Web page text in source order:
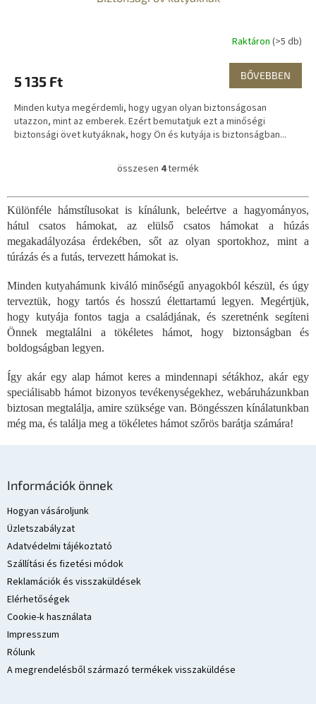
Raktáron (>5 db)
5 135 Ft BŐVEBBEN
Minden kutya megérdemli, hogy ugyan olyan biztonságosan
utazzon, mint az emberek. Ezért bemutatjuk ezt a minőségi
biztonsági övet kutyáknak, hogy Ön és kutyája is biztonságban...
L
s
t
a
i
r
n
y
í
t
á
l
e
m
e
i
összesen 4termék
Különféle hámstílusokat is kínálunk, beleértve a hagyományos,
hátul csatos hámokat, az elülső csatos hámokat a húzás
megakadályozása érdekében, sőt az olyan sportokhoz, mint a
túrázás és a futás, tervezett hámokat is.
Minden kutyahámunk kiváló minőségű anyagokból készül, és úgy
terveztük, hogy tartós és hosszú élettartamú legyen. Megértjük,
hogy kutyája fontos tagja a családjának, és szeretnénk segíteni
Önnek megtalálni a tökéletes hámot, hogy biztonságban és
boldogságban legyen.
Így akár egy alap hámot keres a mindennapi sétákhoz, akár egy
speciálisabb hámot bizonyos tevékenységekhez, webáruházunkban
biztosan megtalálja, amire szüksége van. Böngésszen kínálatunkban
még ma, és találja meg a tökéletes hámot szőrös barátja számára!
Információk önnek
Hogyan vásároljunk
Üzletszabályzat
Adatvédelmi tájékoztató
Szállítási és fizetési módok
Reklamációk és visszaküldések
Elérhetőségek
Cookie-k használata
Impresszum
Rólunk
A megrendelésből származó termékek visszaküldése